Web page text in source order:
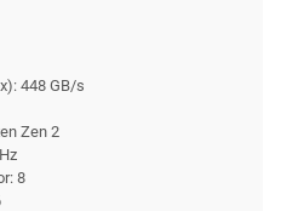
448 GB/s
Zen 2
8